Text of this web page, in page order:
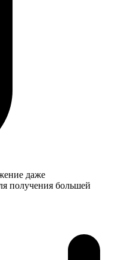
даже
получения большей